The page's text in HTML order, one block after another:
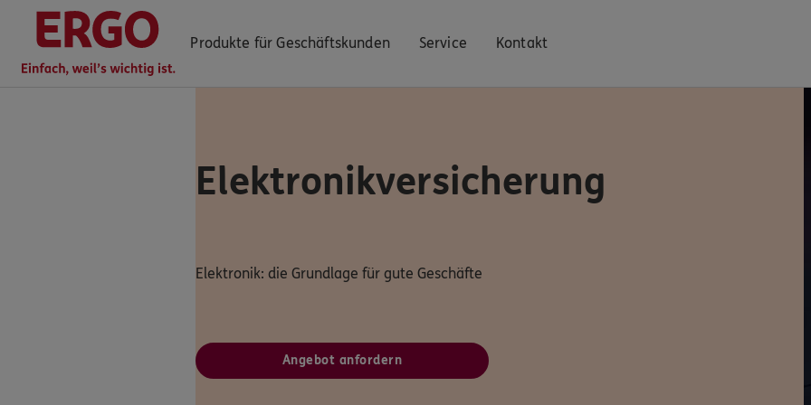
Produkte für Geschäftskunden Service Kontakt
ERGO Berater findenElektronikversicherung
Elektronik: die Grundlage für gute Geschäfte
Angebot anfordern